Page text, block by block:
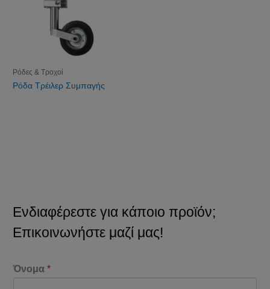
Ρόδες & Τροχοί
Ρόδα Τρέιλερ Συμπαγής
Ενδιαφέρεστε για κάποιο προϊόν;
Επικοινωνήστε μαζί μας!
Όνομα*